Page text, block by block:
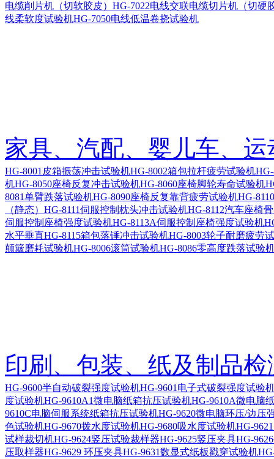
电缆削片机（切软胶皮） HG-7022电线交联电缆切片机（切硬
线柔软度试验机HG-7050电线低温卷挠试验机
家具、汽配、婴儿车、
HG-8001皮箱振荡冲击试验机HG-8002箱包拉杆疲劳试验机
机HG-8050座椅反复冲击试验机HG-8060座椅脚轮寿命试验机
8081单臂跌落试验机HG-8090座椅反复靠背疲劳试验机HG-
（静态） HG-8111伺服控制枕头冲击试验机HG-8112汽车座椅
伺服控制座椅强度试验机HG-8113A伺服控制座椅强度试验机
水平垂直HG-8115箱包落锤冲击试验机HG-8003轮子耐磨疲劳
颠簸磨耗试验机HG-8006滚筒试验机HG-8086零高度跌落试验
印刷、包装、纸及制品检
HG-9600半自动破裂强度试验机HG-9601电子式破裂强度试验
度试验机HG-9610A1微电脑纸箱抗压试验机HG-9610A微电脑
9610C电脑伺服系统纸箱抗压试验机HG-9620微电脑环压/边压
色试验机HG-9670拨水度试验机HG-9680吸水度试验机HG-
试样裁切机HG-9624竖压试验裁样器HG-9625竖压夹具HG-
压取样器HG-9629 环压夹具HG-9631数显式纸板戳穿试验机